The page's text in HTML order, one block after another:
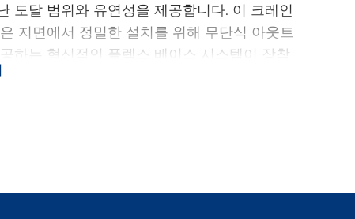
도달 범위와 유연성을 제공합니다. 이 크레인
지면에서 정밀한 설치를 위해 무단식 아웃트
하는 혁신적인 플렉스 베이스 시스템이 장착
안정성을 보장합니다. 또한 작업자는 완전 전